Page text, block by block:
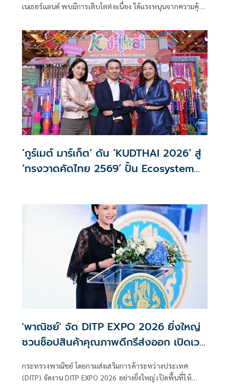
เนเธอร์แลนด์ พบมีการเติบโตต่อเนื่อง ได้แรงหนุนจากความคุ้น
และสินค้า Sustainable ของไทยมีโอกาสขาย แนะให้ความ
สำคัญค่าจัดส่ง การคืนสินค้า
‘กูร์เมต์ มาร์เก็ต’ ดัน ‘KUDTHAI 2026’ สู่
‘ทรงวาดคัดไทย 2569’ ปั้น Ecosystem
'พาณิชย์' จัด DITP EXPO 2026 ยิ่งใหญ่
ชวนช็อปสินค้าคุณภาพดีกรีส่งออก เปิดเวที
สู่ตลาดโลก
กระทรวงพาณิชย์ โดยกรมส่งเสริมการค้าระหว่างประเทศ
(DITP) จัดงาน DITP EXPO 2026 อย่างยิ่งใหญ่ เปิดพื้นที่ให้